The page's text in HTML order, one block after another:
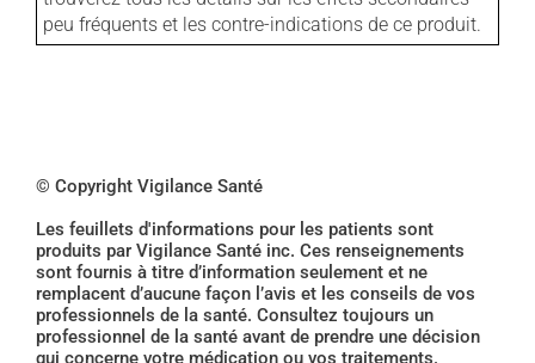
peu fréquents et les contre-indications de ce produit.
© Copyright Vigilance Santé
Les feuillets d'informations pour les patients sont
produits par Vigilance Santé inc. Ces renseignements
sont fournis à titre d’information seulement et ne
remplacent d’aucune façon l’avis et les conseils de vos
professionnels de la santé. Consultez toujours un
professionnel de la santé avant de prendre une décision
qui concerne votre médication ou vos traitements.